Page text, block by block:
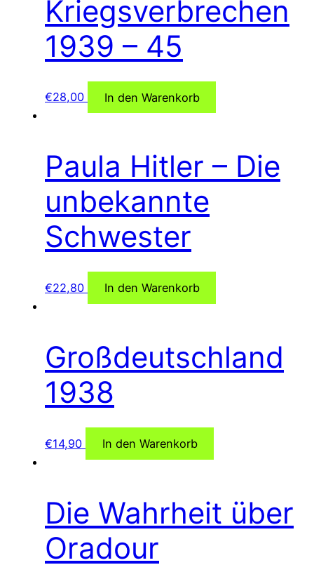
Kriegsverbrechen
1939 – 45
€28,00 In den Warenkorb
Paula Hitler – Die
unbekannte
Schwester
€22,80 In den Warenkorb
Großdeutschland
1938
€14,90 In den Warenkorb
Die Wahrheit über
Oradour